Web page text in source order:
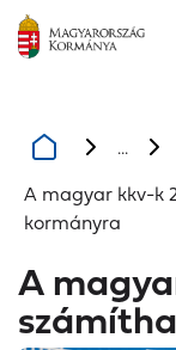
...
A magyar kkv-k
kormányra
A